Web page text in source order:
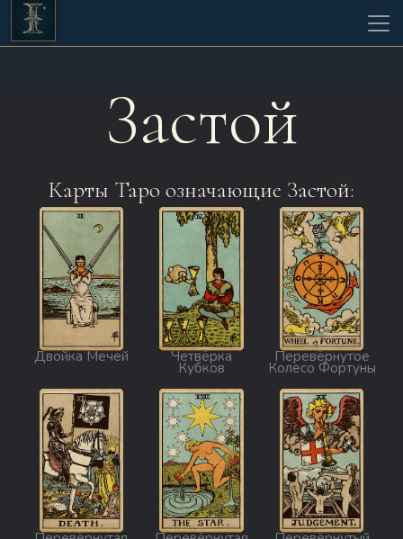
Застой
Карты Таро означающие Застой:
Двойка Мечей Четвёрка
Кубков
Перевёрнутое
Колесо Фортуны